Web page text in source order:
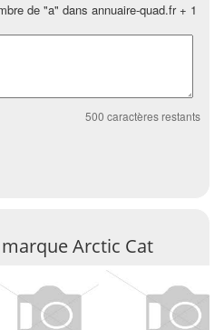
de "a" dans annuaire-quad.fr + 1
500 caractères restants
Arctic Cat